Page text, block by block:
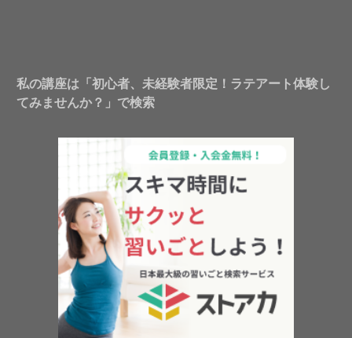
私の講座は「初心者、未経験者限定！ラテアート体験し
てみませんか？」で検索